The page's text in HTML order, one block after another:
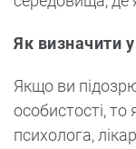
Як визначити
Якщо ви
особистості,
психолога,